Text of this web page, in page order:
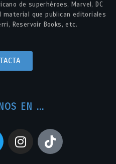
de superhéroes, Marvel, DC
material que publican editoriales
Reservoir Books, etc.
EN ...